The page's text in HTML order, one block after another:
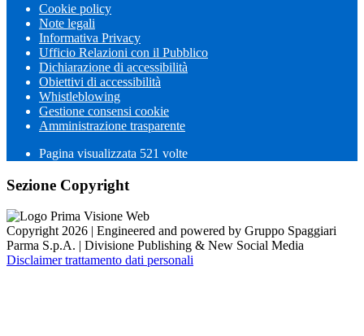
Cookie policy
Note legali
Informativa Privacy
Ufficio Relazioni con il Pubblico
Dichiarazione di accessibilità
Obiettivi di accessibilità
Whistleblowing
Gestione consensi cookie
Amministrazione trasparente
Pagina visualizzata 521 volte
Sezione Copyright
Copyright 2026 | Engineered and powered by Gruppo Spaggiari
Parma S.p.A. | Divisione Publishing & New Social Media
Disclaimer trattamento dati personali